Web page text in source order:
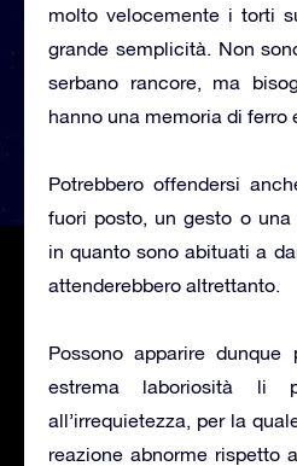
molto velocemente i torti
grande semplicità. Non
serbano rancore, ma
hanno una memoria di ferro
Potrebbero offendersi
fuori posto, un gesto o
in quanto sono abituati a
attenderebbero altrettanto.
Possono apparire
estrema laboriosità li
all’irrequietezza, per la
reazione abnorme rispetto